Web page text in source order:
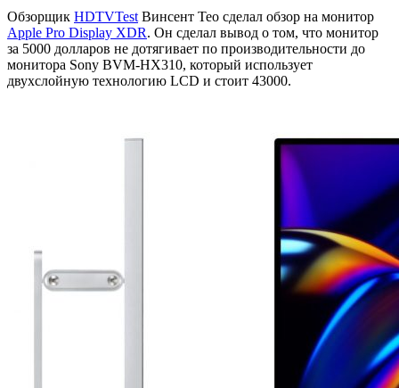
Обзорщик HDTVTest Винсент Тео сделал обзор на монитор
Apple Pro Display XDR. Он сделал вывод о том, что монитор
за 5000 долларов не дотягивает по производительности до
монитора Sony BVM-HX310, который использует
двухслойную технологию LCD и стоит 43000.